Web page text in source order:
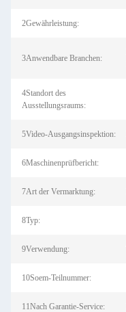
2Gewährleistung:
3Anwendbare Branchen:
4Standort des
Ausstellungsraums:
5Video-Ausgangsinspektion:
6Maschinenprüfbericht:
7Art der Vermarktung:
8Typ:
9Verwendung:
10Soem-Teilnummer:
11Nach Garantie-Service: